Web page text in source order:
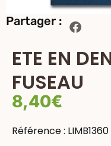
Partager :
ETE EN
FUSEAU
8,40€
Référence : LIMB1360